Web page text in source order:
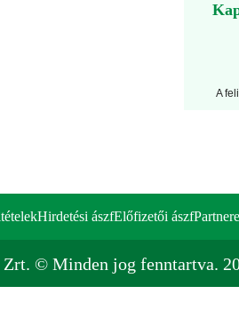
A
Hirdetési ászfElőfizetői ászf
Zrt. © Minden jog fenntartva.